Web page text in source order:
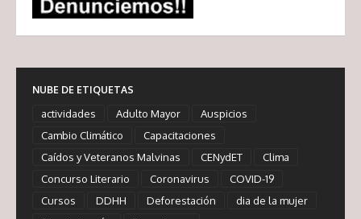
NUBE DE ETIQUETAS
actividades Adulto Mayor
Auspicios
Cambio Climático
Capacitaciones
Caídos y Veteranos Malvinas
CENydET
Clima
Concurso Literario
Coronavirus
COVID-19
Cursos
DDHH Deforestación
dia de la mujer